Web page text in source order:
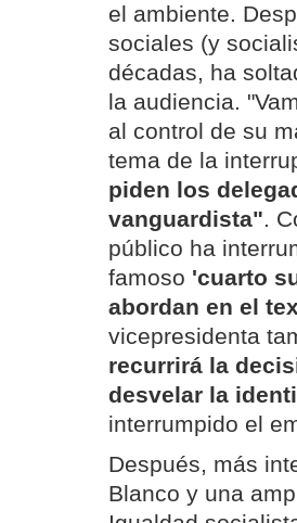
el ambiente.
sociales (y
décadas, ha
la audiencia.
al control de su
tema de la
piden los
vanguardista".
público ha
famoso 'cuarto
abordan en el
vicepresidenta
recurrirá la
desvelar la
interrumpido el
Después, más
Blanco y una